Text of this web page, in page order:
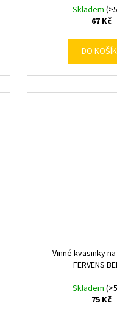
Skladem
67 Kč
DO
Vinné kvasinky
FERVENS
Skladem
75 Kč